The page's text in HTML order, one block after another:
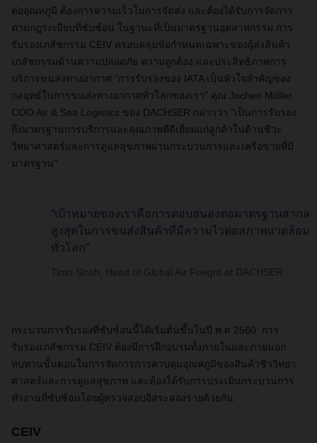
ต่ออุณหภูมิ ต้องการความเร็วในการจัดส่ง และต้องได้รับการจัดการ
ตามกฎระเบียบที่ซับซ้อน ในฐานะที่เป็นมาตรฐานอุตสาหกรรม การ
รับรองเภสัชกรรม CEIV ครอบคลุมข้อกำหนดเฉพาะของผู้ส่งสินค้า
เภสัชกรรมด้านความปลอดภัย ความถูกต้อง และประสิทธิภาพการ
บริการขนส่งทางอากาศ "การรับรองของ IATA เป็นหัวใจสำคัญของ
กลยุทธ์ในการขนส่งทางอากาศทั่วโลกของเรา" คุณ Jochen Müller
COO Air & Sea Logistics ของ DACHSER กล่าวว่า "เป็นการรับรอง
ถึงมาตรฐานการบริการและคุณภาพที่ดีเยี่ยมแก่ลูกค้าในด้านชีวะ
วิทยาศาสตร์และการดูแลสุขภาพผ่านกระบวนการและเครือข่ายที่มี
มาตรฐาน"
“เป้าหมายของเราคือการตอบสนองต่อมาตรฐานสากล
สูงสุดในการขนส่งสินค้าที่มีความไวต่อสภาพแวดล้อม
ทั่วโลก”
Timo Stroh, Head of Global Air Freight at DACHSER
กระบวนการรับรองที่ซับซ้อนนี้ได้เริ่มต้นขึ้นในปี พ.ศ 2560: การ
รับรองเภสัชกรรม CEIV ต้องมีการฝึกอบรมทั้งภายในและภายนอก
ทบทวนขั้นตอนในการจัดการการควบคุมอุณหภูมิของสินค้าชีววิทยา
ศาสตร์และการดูแลสุขภาพ และต้องได้รับการประเมินกระบวนการ
ทำงานที่ซับซ้อนโดยผู้ตรวจสอบอิสระสองรายด้วยกัน
CEIV